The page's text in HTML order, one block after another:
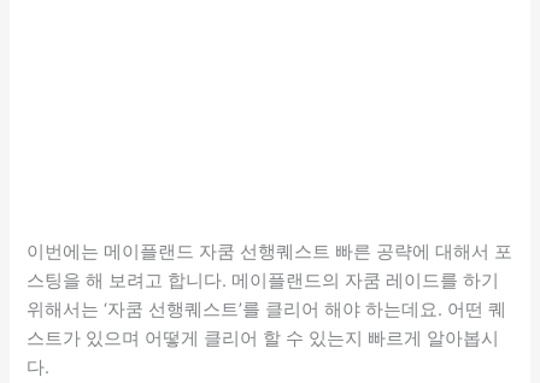
이번에는 메이플랜드 자쿰 선행퀘스트 빠른 공략에 대해서 포
스팅을 해 보려고 합니다. 메이플랜드의 자쿰 레이드를 하기
위해서는 ‘자쿰 선행퀘스트’를 클리어 해야 하는데요. 어떤 퀘
스트가 있으며 어떻게 클리어 할 수 있는지 빠르게 알아봅시
다.